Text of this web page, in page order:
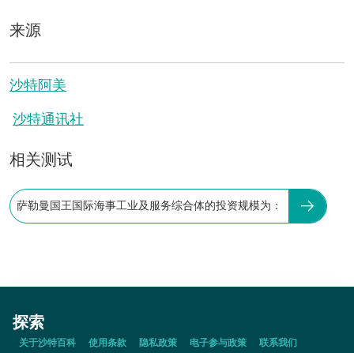
来源
沙特阿美
沙特通讯社
相关测试
萨勒曼国王国际海事工业及服务综合体的投资规模为：
探索
关于沙特百科 使用条款 隐私政策 电子参与政策 联系我们